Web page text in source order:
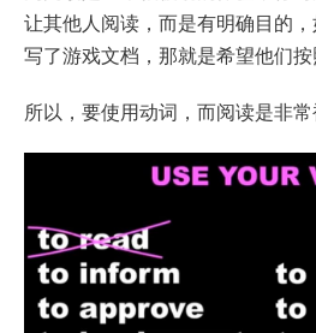
让其他人阅读，而是有明确目的
写了游戏文档，那就是希望他们按
所以，要使用动词，而阅读是非常